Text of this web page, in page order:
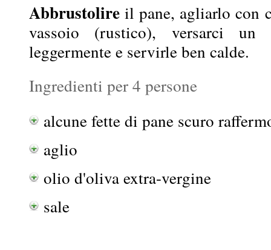
Abbrustolire il pane, agliarlo con
vassoio (rustico), versarci
leggermente e servirle ben calde.
Ingredienti per 4 persone
alcune fette di pane scuro
aglio
olio d'oliva extra-vergine
sale